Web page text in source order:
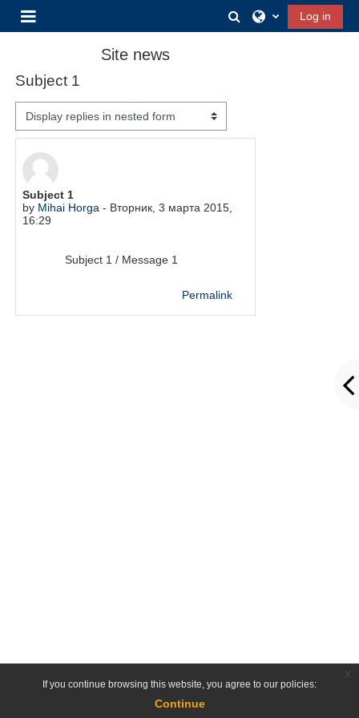
Капталдагы панель
Toggle search input
Log in
Site news
Subject 1
Display mode
Subject 1
by Mihai Horga - Вторник, 3 марта 2015,
16:29
Number of replies: 0
Subject 1 / Message 1
Permalink
If you continue browsing this website, you agree to our policies:
Continue